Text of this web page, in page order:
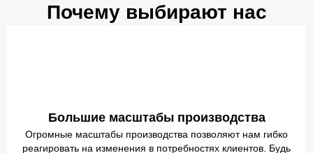
Почему выбирают нас
Большие масштабы производства
Огромные масштабы производства позволяют нам гибко
реагировать на изменения в потребностях клиентов. Будь